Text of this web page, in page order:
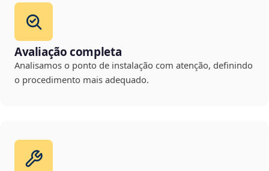
Avaliação completa
Analisamos o ponto de instalação com atenção, definindo
o procedimento mais adequado.